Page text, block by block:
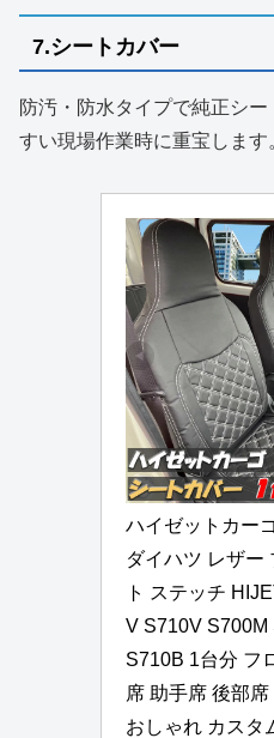
7.シートカバー
防汚・防水タイプで純正シ
すい現場作業時に重宝します
ハイゼットカー
ダイハツ レザー
ト ステッチ
V S710V S700M
S710B 1台分 フ
席 助手席 後部
おしゃれ カスタ